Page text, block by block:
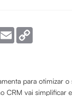
Email
para otimizar o
CRM vai simplificar